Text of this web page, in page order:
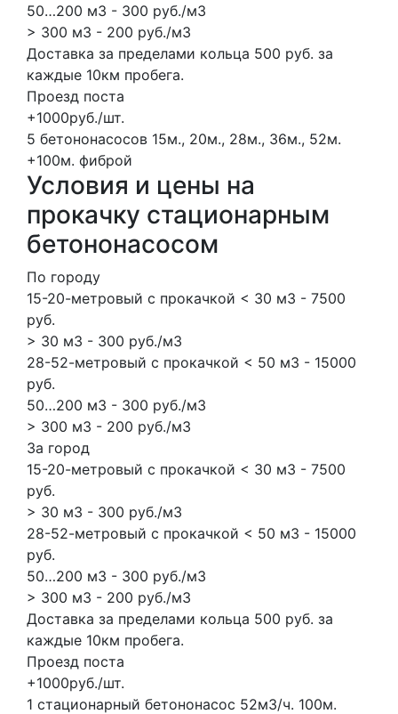
50…200 м3 - 300 руб./м3
> 300 м3 - 200 руб./м3
Доставка за пределами кольца 500 руб. за
каждые 10км пробега.
Проезд поста
+1000руб./шт.
5 бетононасосов 15м., 20м., 28м., 36м., 52м.
+100м. фиброй
Условия и цены на
прокачку стационарным
бетононасосом
По городу
15-20-метровый с прокачкой < 30 м3 - 7500
руб.
> 30 м3 - 300 руб./м3
28-52-метровый с прокачкой < 50 м3 - 15000
руб.
50…200 м3 - 300 руб./м3
> 300 м3 - 200 руб./м3
За город
15-20-метровый с прокачкой < 30 м3 - 7500
руб.
> 30 м3 - 300 руб./м3
28-52-метровый с прокачкой < 50 м3 - 15000
руб.
50…200 м3 - 300 руб./м3
> 300 м3 - 200 руб./м3
Доставка за пределами кольца 500 руб. за
каждые 10км пробега.
Проезд поста
+1000руб./шт.
1 стационарный бетононасос 52м3/ч. 100м.